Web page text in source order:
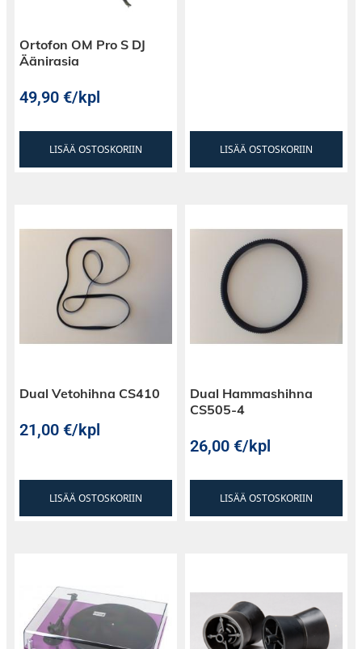
Ortofon OM Pro S DJ
Äänirasia
49,90€/kpl
LISÄÄ OSTOSKORIIN LISÄÄ OSTOSKORIIN
Dual Vetohihna CS410
21,00€/kpl
LISÄÄ OSTOSKORIIN
Dual Hammashihna
CS505-4
26,00€/kpl
LISÄÄ OSTOSKORIIN